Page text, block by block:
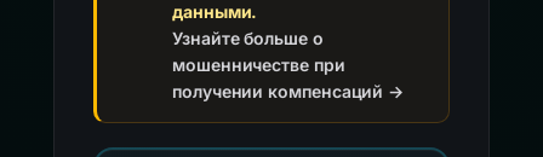
данными.
Узнайте больше о
мошенничестве при
получении компенсаций →